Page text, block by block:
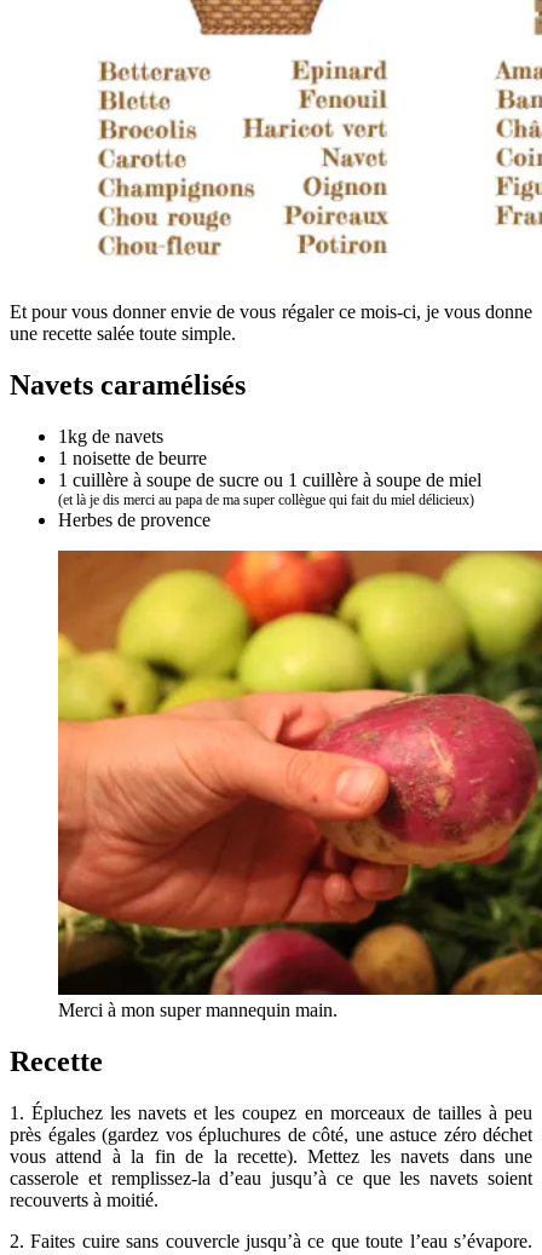
Et pour vous donner envie de vous régaler ce mois-ci, je vous donne
une recette salée toute simple.
Navets caramélisés
1kg de navets
1 noisette de beurre
1 cuillère à soupe de sucre ou 1 cuillère à soupe de miel
(et là je dis merci au papa de ma super collègue qui fait du miel délicieux)
Herbes de provence
Merci à mon super mannequin main.
Recette
1. Épluchez les navets et les coupez en morceaux de tailles à peu
près égales (gardez vos épluchures de côté, une astuce zéro déchet
vous attend à la fin de la recette). Mettez les navets dans une
casserole et remplissez-la d’eau jusqu’à ce que les navets soient
recouverts à moitié.
2. Faites cuire sans couvercle jusqu’à ce que toute l’eau s’évapore.